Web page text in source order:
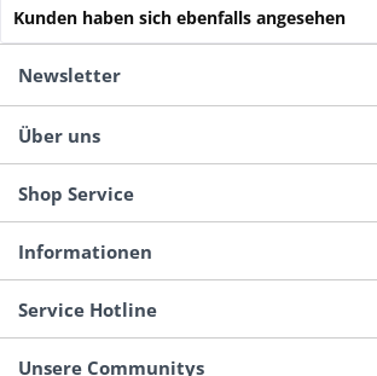
Kunden haben sich ebenfalls angesehen
Newsletter
Über uns
Shop Service
Informationen
Service Hotline
Unsere Communitys